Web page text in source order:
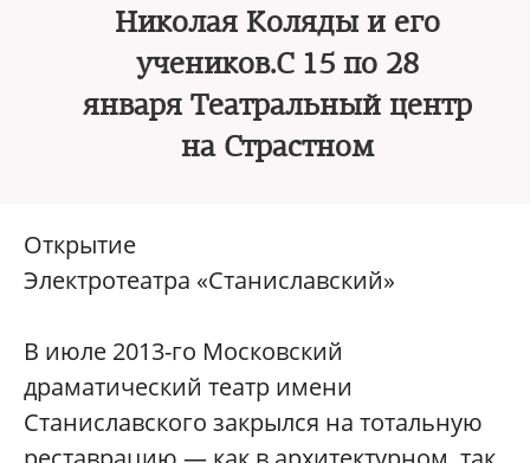
Николая Коляды и его
учеников.С 15 по 28
января Театральный центр
на Страстном
Открытие
Электротеатра «Станиславский»
В июле 2013-го Московский
драматический театр имени
Станиславского закрылся на тотальную